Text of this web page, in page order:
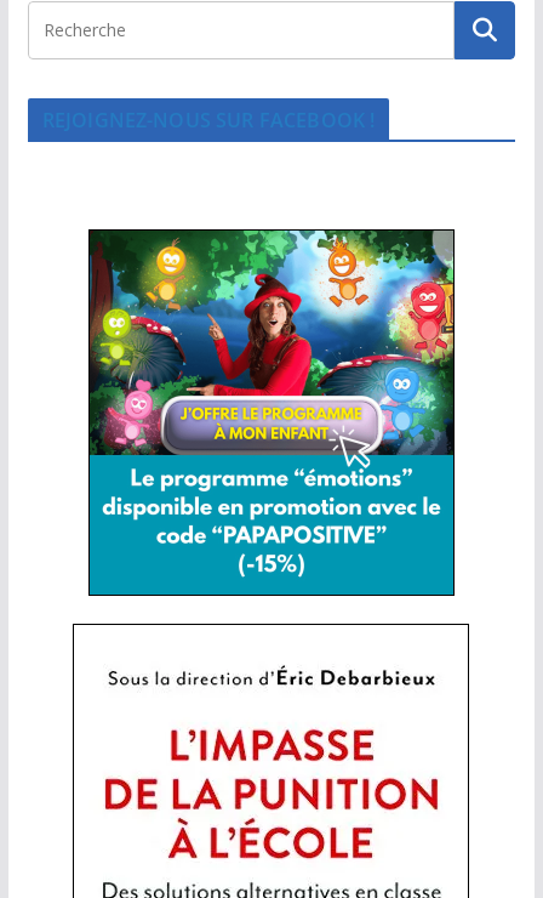
REJOIGNEZ-NOUS SUR FACEBOOK !